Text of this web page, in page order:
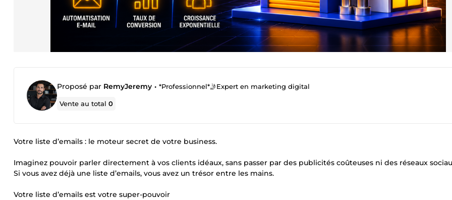
Proposé par RemyJeremy • *Professionnel*🤳Expert en marketing digital
Vente au total0
Votre liste d’emails : le moteur secret de votre business.
Imaginez pouvoir parler directement à vos clients idéaux, sans passer par des publicités coûteuses ni des réseaux
Si vous avez déjà une liste d’emails, vous avez un trésor entre les mains.
Votre liste d’emails est votre super-pouvoir